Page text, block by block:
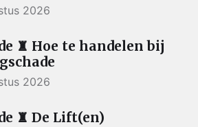
2026
♜ Hoe te handelen bij
2026
♜ De Lift(en)